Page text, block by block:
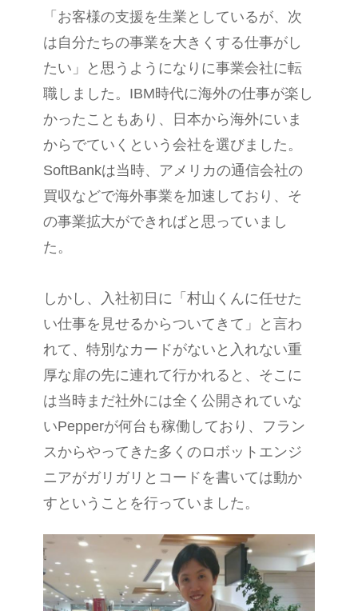
「お客様の支援を生業としているが、次
は自分たちの事業を大きくする仕事がし
たい」と思うようになりに事業会社に転
職しました。IBM時代に海外の仕事が楽し
かったこともあり、日本から海外にいま
からでていくという会社を選びました。
SoftBankは当時、アメリカの通信会社の
買収などで海外事業を加速しており、そ
の事業拡大ができればと思っていまし
た。
しかし、入社初日に「村山くんに任せた
い仕事を見せるからついてきて」と言わ
れて、特別なカードがないと入れない重
厚な扉の先に連れて行かれると、そこに
は当時まだ社外には全く公開されていな
いPepperが何台も稼働しており、フラン
スからやってきた多くのロボットエンジ
ニアがガリガリとコードを書いては動か
すということを行っていました。